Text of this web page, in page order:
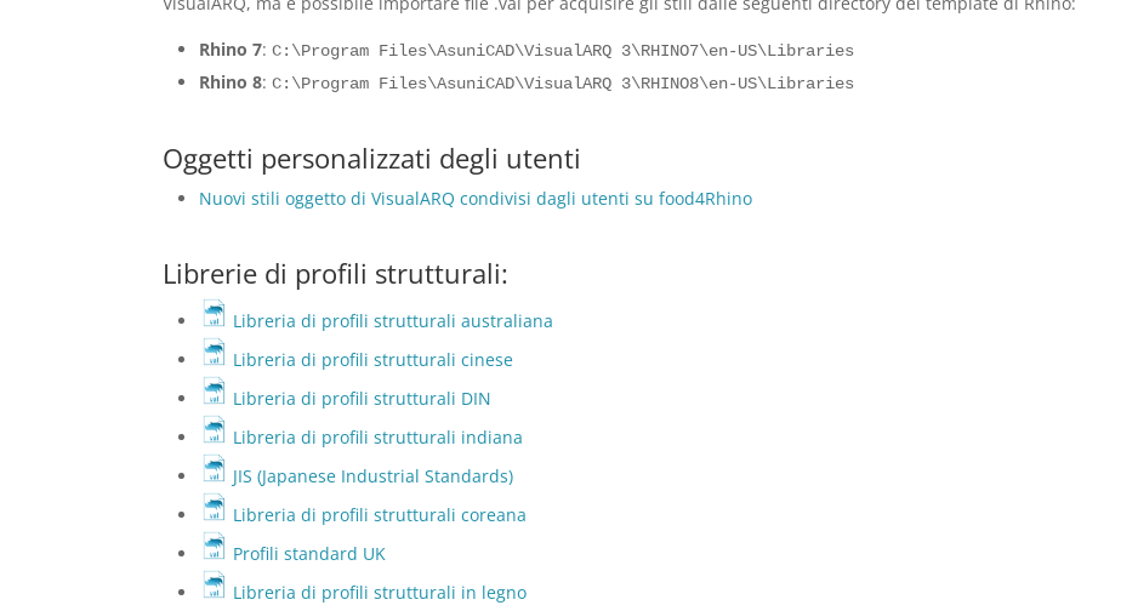
Rhino 7:C:\Program Files\AsuniCAD\VisualARQ 3\RHINO7\en-US\Libraries
Rhino 8:C:\Program Files\AsuniCAD\VisualARQ 3\RHINO8\en-US\Libraries
Oggetti personalizzati degli utenti
Nuovi stili oggetto di VisualARQ condivisi dagli utenti su food4Rhino
Librerie di profili strutturali:
Libreria di profili strutturali australiana
Libreria di profili strutturali cinese
Libreria di profili strutturali DIN
Libreria di profili strutturali indiana
JIS (Japanese Industrial Standards)
Libreria di profili strutturali coreana
Profili standard UK
Libreria di profili strutturali in legno